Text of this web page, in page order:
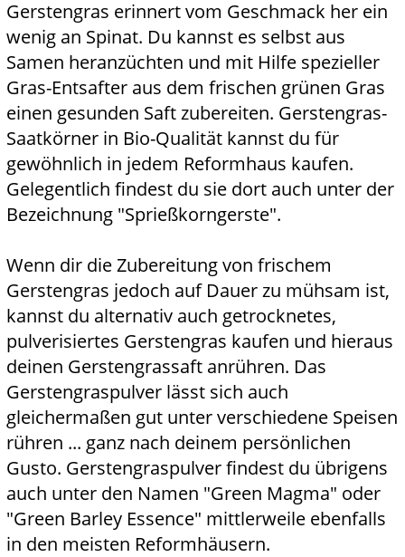
Gerstengras erinnert vom Geschmack her ein
wenig an Spinat. Du kannst es selbst aus
Samen heranzüchten und mit Hilfe spezieller
Gras-Entsafter aus dem frischen grünen Gras
einen gesunden Saft zubereiten. Gerstengras-
Saatkörner in Bio-Qualität kannst du für
gewöhnlich in jedem Reformhaus kaufen.
Gelegentlich findest du sie dort auch unter der
Bezeichnung "Sprießkorngerste".
Wenn dir die Zubereitung von frischem
Gerstengras jedoch auf Dauer zu mühsam ist,
kannst du alternativ auch getrocknetes,
pulverisiertes Gerstengras kaufen und hieraus
deinen Gerstengrassaft anrühren. Das
Gerstengraspulver lässt sich auch
gleichermaßen gut unter verschiedene Speisen
rühren ... ganz nach deinem persönlichen
Gusto. Gerstengraspulver findest du übrigens
auch unter den Namen "Green Magma" oder
"Green Barley Essence" mittlerweile ebenfalls
in den meisten Reformhäusern.